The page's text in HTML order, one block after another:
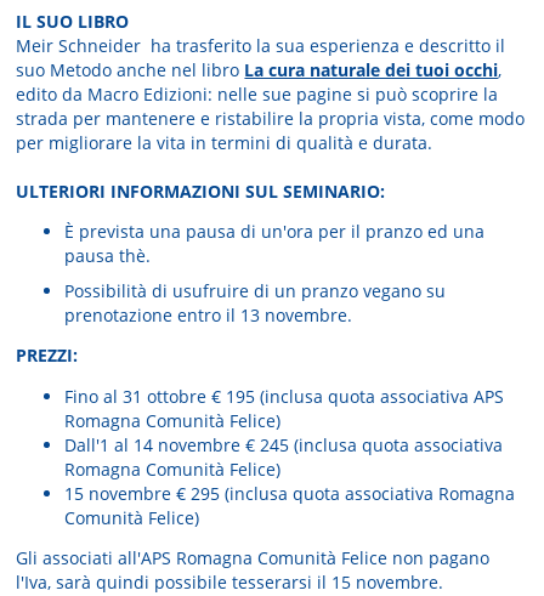
IL SUO LIBRO
Meir Schneider ha trasferito la sua esperienza e descritto il
suo Metodo anche nel libro La cura naturale dei tuoi occhi,
edito da Macro Edizioni: nelle sue pagine si può scoprire la
strada per mantenere e ristabilire la propria vista, come modo
per migliorare la vita in termini di qualità e durata.
ULTERIORI INFORMAZIONI SUL SEMINARIO:
È prevista una pausa di un'ora per il pranzo ed una
pausa thè.
Possibilità di usufruire di un pranzo vegano su
prenotazione entro il 13 novembre.
PREZZI:
Fino al 31 ottobre € 195 (inclusa quota associativa APS
Romagna Comunità Felice)
Dall'1 al 14 novembre € 245 (inclusa quota associativa
Romagna Comunità Felice)
15 novembre € 295 (inclusa quota associativa Romagna
Comunità Felice)
Gli associati all'APS Romagna Comunità Felice non pagano
l'Iva, sarà quindi possibile tesserarsi il 15 novembre.